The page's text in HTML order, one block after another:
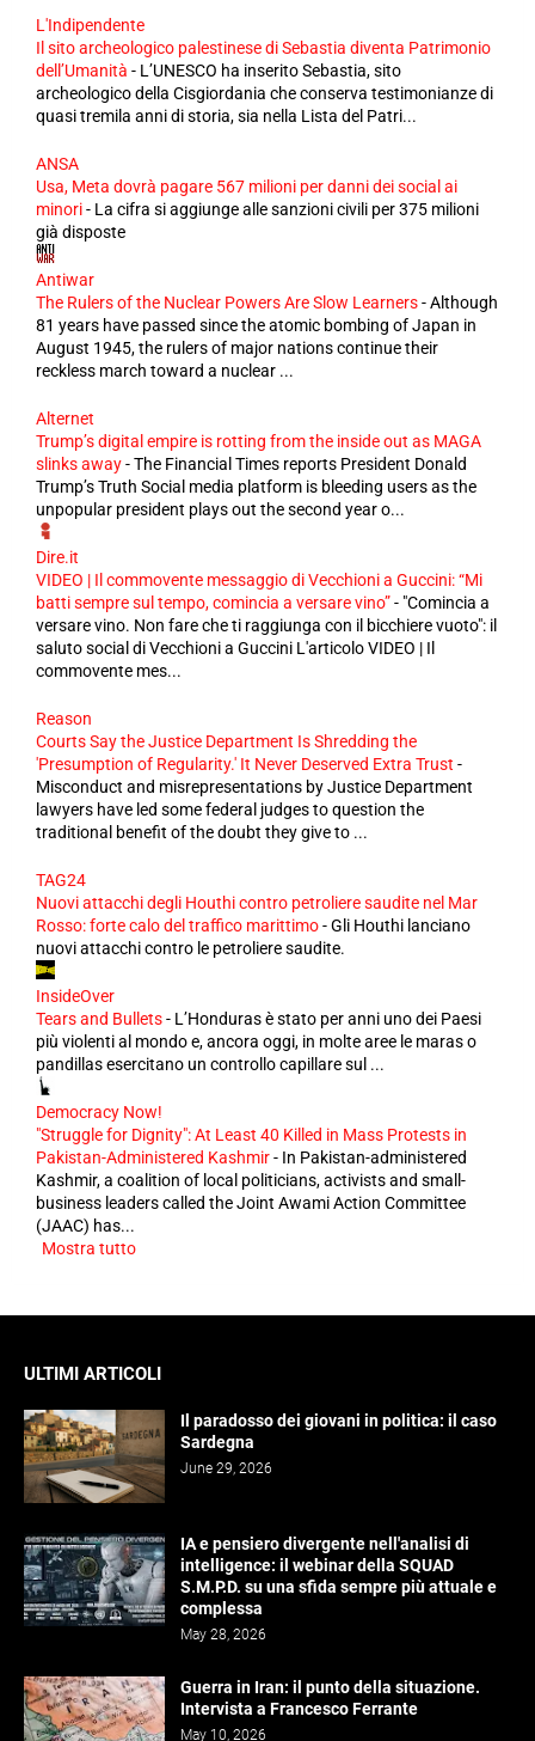
L'Indipendente
Il sito archeologico palestinese di Sebastia diventa Patrimonio
dell’Umanità - L’UNESCO ha inserito Sebastia, sito
archeologico della Cisgiordania che conserva testimonianze di
quasi tremila anni di storia, sia nella Lista del Patri...
ANSA
Usa, Meta dovrà pagare 567 milioni per danni dei social ai
minori- La cifra si aggiunge alle sanzioni civili per 375 milioni
già disposte
Antiwar
The Rulers of the Nuclear Powers Are Slow Learners-Although
81 years have passed since the atomic bombing of Japan in
August 1945, the rulers of major nations continue their
reckless march toward a nuclear ...
Alternet
Trump’s digital empire is rotting from the inside out as MAGA
slinks away-The Financial Times reports President Donald
Trump’s Truth Social media platform is bleeding users as the
unpopular president plays out the second year o...
Dire.it
VIDEO | Il commovente messaggio di Vecchioni a Guccini: “Mi
batti sempre sul tempo, comincia a versare vino”- "Comincia a
versare vino. Non fare che ti raggiunga con il bicchiere vuoto": il
saluto social di Vecchioni a Guccini L'articolo VIDEO | Il
commovente mes...
Reason
Courts Say the Justice Department Is Shredding the
'Presumption of Regularity.' It Never Deserved Extra Trust -
Misconduct and misrepresentations by Justice Department
lawyers have led some federal judges to question the
traditional benefit of the doubt they give to ...
TAG24
Nuovi attacchi degli Houthi contro petroliere saudite nel Mar
Rosso: forte calo del traffico marittimo-Gli Houthi lanciano
nuovi attacchi contro le petroliere saudite.
InsideOver
Tears and Bullets- L’Honduras è stato per anni uno dei Paesi
più violenti al mondo e, ancora oggi, in molte aree le maras o
pandillas esercitano un controllo capillare sul ...
Democracy Now!
"Struggle for Dignity": At Least 40 Killed in Mass Protests in
Pakistan-Administered Kashmir- In Pakistan-administered
Kashmir, a coalition of local politicians, activists and small-
business leaders called the Joint Awami Action Committee
(JAAC) has...
Mostra tutto
ULTIMI ARTICOLI
Il paradosso dei giovani in politica: il caso
Sardegna
June 29, 2026
IA e pensiero divergente nell'analisi di
intelligence: il webinar della SQUAD
S.M.P.D. su una sfida sempre più attuale e
complessa
May 28, 2026
Guerra in Iran: il punto della situazione.
Intervista a Francesco Ferrante
May 10, 2026